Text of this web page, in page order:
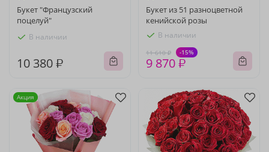
Букет "Французский
поцелуй"
В наличии
10 380 ₽
Букет из 51 разноцветной
кенийской розы
В наличии
11 610 ₽ -15%
9 870 ₽
Акция